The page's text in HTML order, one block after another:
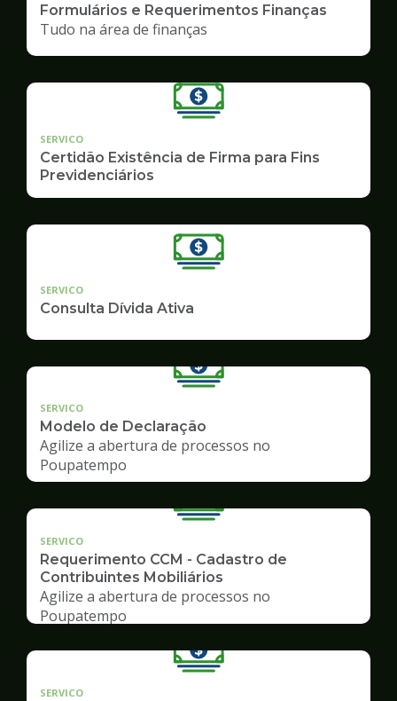
Formulários e Requerimentos Finanças
Tudo na área de finanças
SERVICO
Certidão Existência de Firma para Fins
Previdenciários
SERVICO
Consulta Dívida Ativa
SERVICO
Modelo de Declaração
Agilize a abertura de processos no
Poupatempo
SERVICO
Requerimento CCM - Cadastro de
Contribuintes Mobiliários
Agilize a abertura de processos no
Poupatempo
SERVICO